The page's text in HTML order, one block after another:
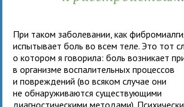
При таком заболевании, как
испытывает боль во всем теле. Это тот
о котором я говорила: боль возникает
в организме воспалительных процессов
и повреждений (во всяком случае они
не обнаруживаются существующими
диагностическими методами).